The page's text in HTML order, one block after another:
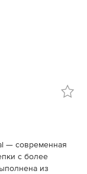
— современная
с более
из